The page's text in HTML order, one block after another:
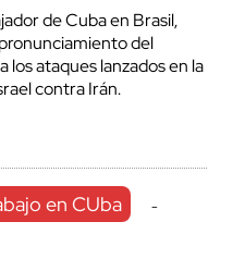
de Cuba en Brasil,
del
ataques lanzados en la
contra Irán.
en CUba -